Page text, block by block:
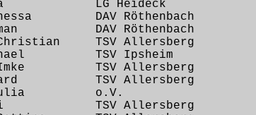
LG Heideck
DAV Röthenbach
DAV Röthenbach
TSV Allersberg
TSV Ipsheim
Imke TSV Allersberg
TSV Allersberg
Julia o.V.
Kai TSV Allersberg